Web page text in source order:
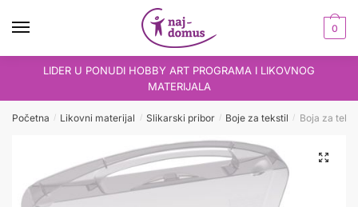
0
LIDER U PONUDI HOBBY ART PROGRAMA I LIKOVNOG
MATERIJALA
Početna / Likovni materijal / Slikarski pribor / Boje za tekstil / Boja za